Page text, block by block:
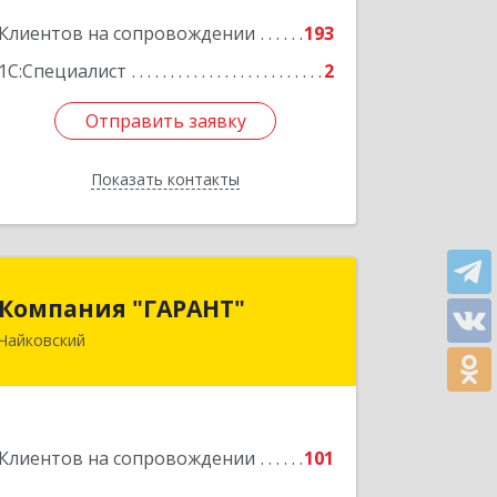
Клиентов на сопровождении
193
1С:Специалист
2
Отправить заявку
Показать контакты
Подробнее
Отправить заявку
Назад
Компания "ГАРАНТ"
Клиентов на сопровождении 101
Пермский край, Чайковский г,